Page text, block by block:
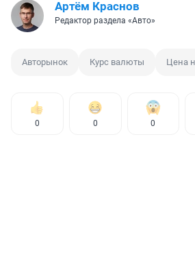
Артём Краснов
Редактор раздела «Авто»
Авторынок Курс валюты Цена
0 0 0